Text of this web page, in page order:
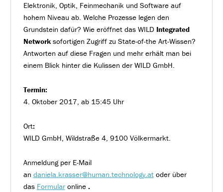
Elektronik, Optik, Feinmechanik und Software auf
hohem Niveau ab. Welche Prozesse legen den
Grundstein dafür? Wie eröffnet das WILD Integrated
Networksofortigen Zugriff zu State-of-the Art-Wissen?
Antworten auf diese Fragen und mehr erhält man bei
einem Blick hinter die Kulissen der WILD GmbH.
Termin:
4. Oktober 2017, ab 15:45 Uhr
Ort:
WILD GmbH, Wildstraße 4, 9100 Völkermarkt.
Anmeldung per E-Mail
an daniela.krasser@human.technology.atoder über
das Formularonline .